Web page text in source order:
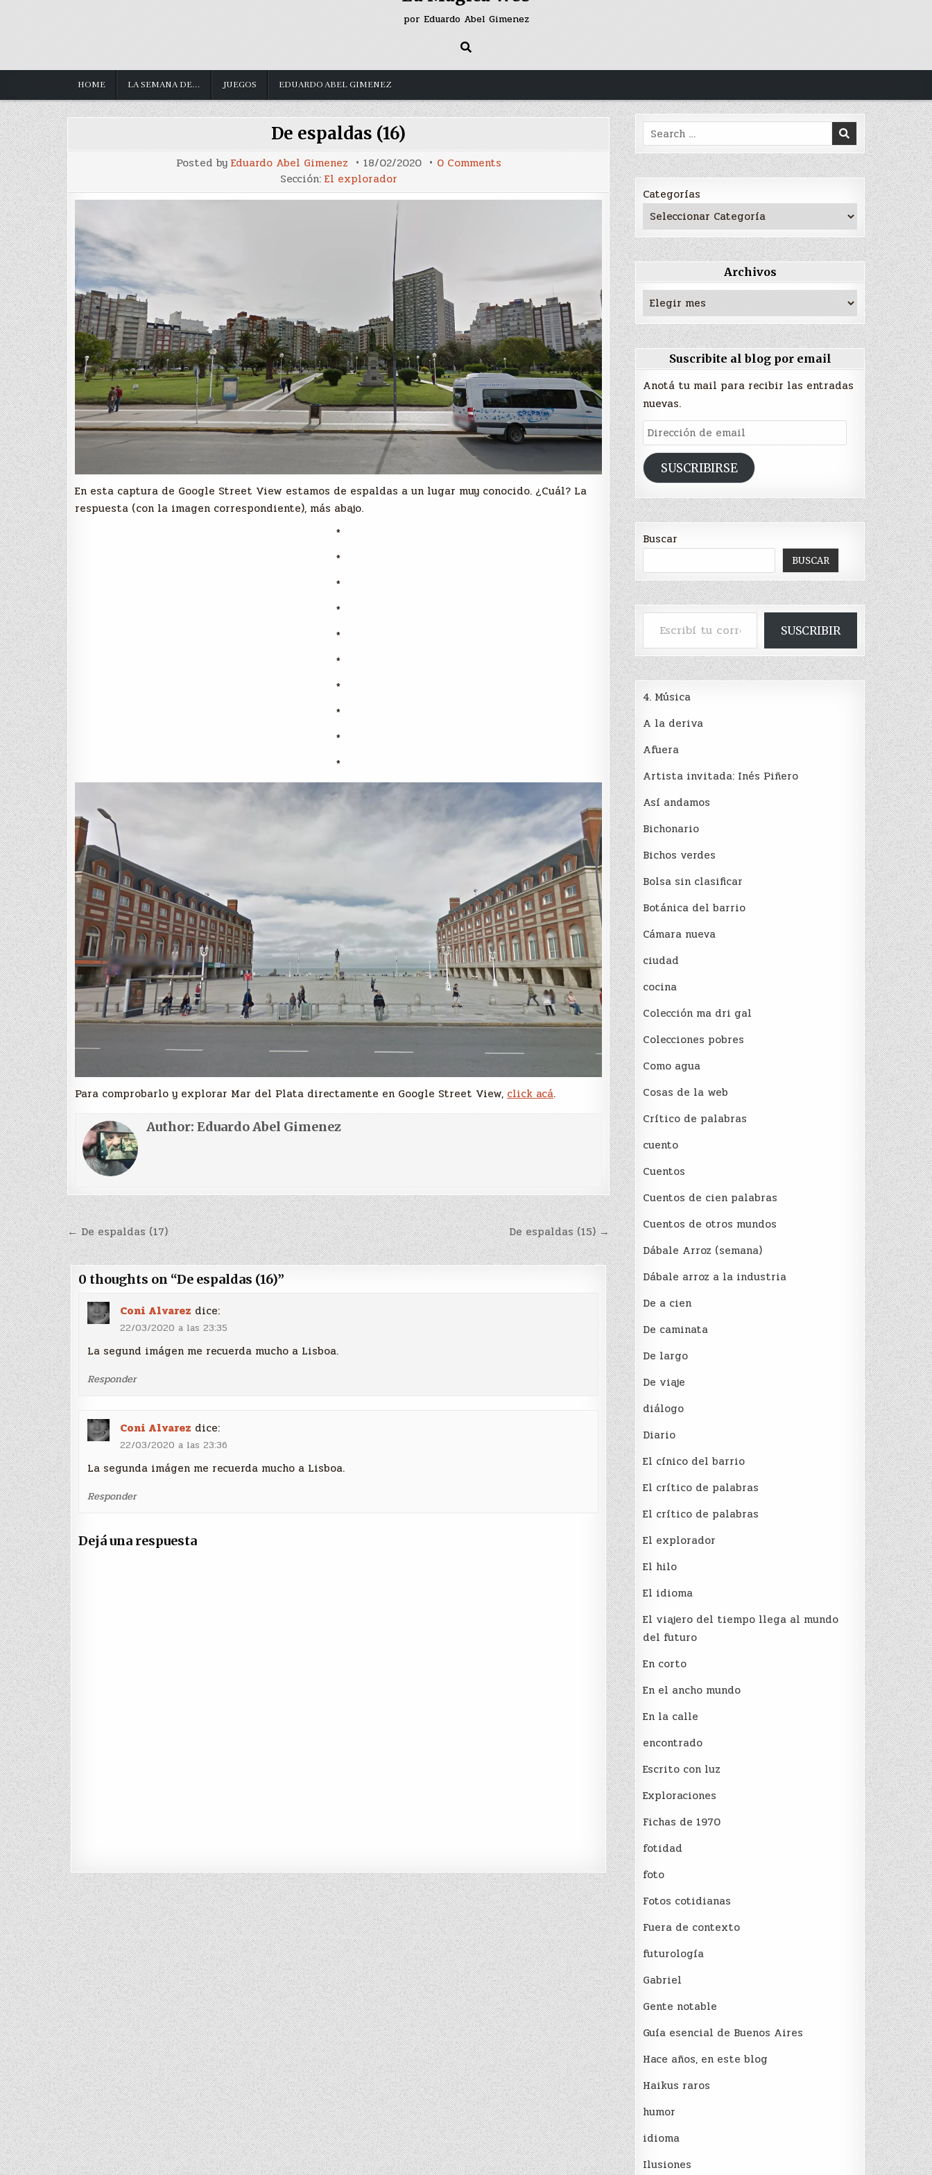
por Eduardo Abel Gimenez
HOME LA SEMANA DE… JUEGOS EDUARDO ABEL GIMENEZ
De espaldas (16)
Posted by Eduardo Abel Gimenez 18/02/2020 0 Commentson
(16)
Sección: El explorador
En esta captura de Google Street View estamos de espaldas a un lugar muy conocido. ¿Cuál? La
respuesta (con la imagen correspondiente), más abajo.
*
*
*
*
*
*
*
*
*
*
Para comprobarlo y explorar Mar del Plata directamente en Google Street View, click acá.
Author: Eduardo Abel Gimenez
Navegación
de
entradas
De espaldas (15) →
← De espaldas (17)
0 thoughts on “De espaldas (16)”
Coni Alvarez dice:
22/03/2020 a las 23:35
La segund imágen me recuerda mucho a Lisboa.
Responder
Coni Alvarez dice:
22/03/2020 a las 23:36
La segunda imágen me recuerda mucho a Lisboa.
Responder
Dejá una respuesta
Search
for:
Categorías
Archivos
Archivos
Suscribite al blog por email
Anotá tu mail para recibir las entradas
nuevas.
Dirección
de
emailSUSCRIBIRSE
Buscar
BUSCAR
Escribí tu correo electrónico…
SUSCRIBIR
4. Música
A la deriva
Afuera
Artista invitada: Inés Piñero
Así andamos
Bichonario
Bichos verdes
Bolsa sin clasificar
Botánica del barrio
Cámara nueva
ciudad
cocina
Colección ma dri gal
Colecciones pobres
Como agua
Cosas de la web
Crítico de palabras
cuento
Cuentos
Cuentos de cien palabras
Cuentos de otros mundos
Dábale Arroz (semana)
Dábale arroz a la industria
De a cien
De caminata
De largo
De viaje
diálogo
Diario
El cínico del barrio
El crí­tico de palabras
El crí­tico de palabras
El explorador
El hilo
El idioma
El viajero del tiempo llega al mundo
del futuro
En corto
En el ancho mundo
En la calle
encontrado
Escrito con luz
Exploraciones
Fichas de 1970
fotidad
foto
Fotos cotidianas
Fuera de contexto
futurología
Gabriel
Gente notable
Guía esencial de Buenos Aires
Hace años, en este blog
Haikus raros
humor
idioma
Ilusiones